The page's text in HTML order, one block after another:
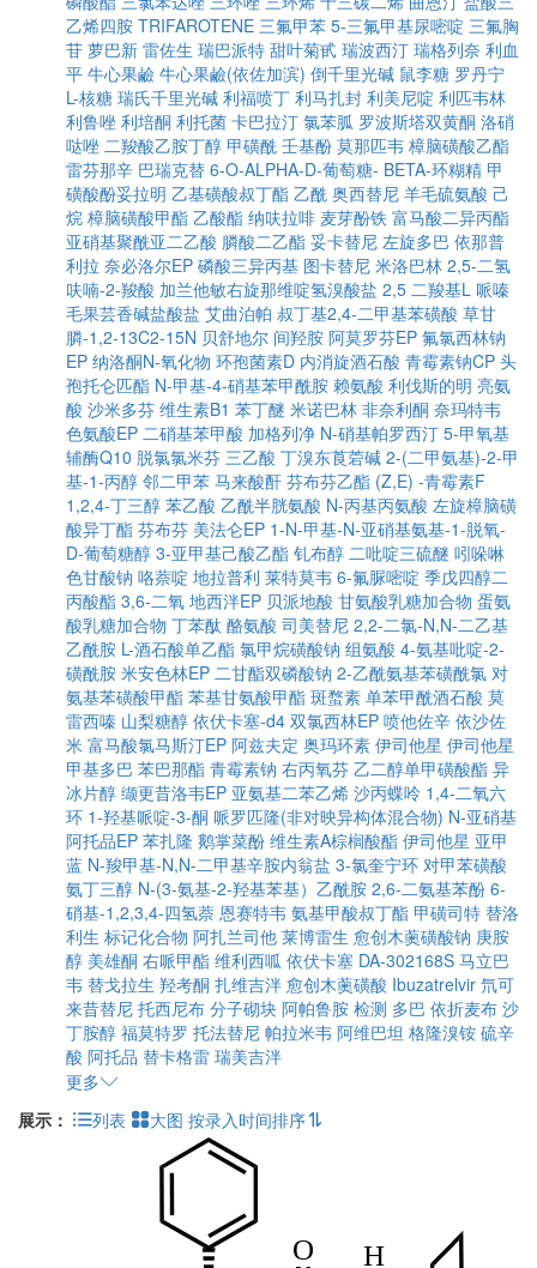
乙烯四胺 TRIFAROTENE 三氟甲苯 5-三氟甲基尿嘧啶 三氟胸
苷 萝巴新 雷佐生 瑞巴派特 甜叶菊甙 瑞波西汀 瑞格列奈 利血
平 牛心果鹼 牛心果鹼(依佐加滨) 倒千里光碱 鼠李糖 罗丹宁
L-核糖 瑞氏千里光碱 利福喷丁 利马扎封 利美尼啶 利匹韦林
利鲁唑 利培酮 利托菌 卡巴拉汀 氯苯胍 罗波斯塔双黄酮 洛硝
哒唑 二羧酸乙胺丁醇 甲磺酰 壬基酚 莫那匹韦 樟脑磺酸乙酯
雷芬那辛 巴瑞克替 6-O-ALPHA-D-葡萄糖- BETA-环糊精 甲
磺酸酚妥拉明 乙基磺酸叔丁酯 乙酰 奥西替尼 羊毛硫氨酸 己
烷 樟脑磺酸甲酯 乙酸酯 纳呋拉啡 麦芽酚铁 富马酸二异丙酯
亚硝基聚酰亚二乙酸 膦酸二乙酯 妥卡替尼 左旋多巴 依那普
利拉 奈必洛尔EP 磷酸三异丙基 图卡替尼 米洛巴林 2,5-二氢
呋喃-2-羧酸 加兰他敏右旋那维啶氢溴酸盐 2,5 二羧基L 哌嗪
毛果芸香碱盐酸盐 艾曲泊帕 叔丁基2,4-二甲基苯磺酸 草甘
膦-1,2-13C2-15N 贝舒地尔 间羟胺 阿莫罗芬EP 氟氯西林钠
EP 纳洛酮N-氧化物 环孢菌素D 内消旋酒石酸 青霉素钠CP 头
孢托仑匹酯 N-甲基-4-硝基苯甲酰胺 赖氨酸 利伐斯的明 亮氨
酸 沙米多芬 维生素B1 苯丁醚 米诺巴林 非奈利酮 奈玛特韦
色氨酸EP 二硝基苯甲酸 加格列净 N-硝基帕罗西汀 5-甲氧基
辅酶Q10 脱氯氯米芬 三乙酸 丁溴东莨菪碱 2-(二甲氨基)-2-甲
基-1-丙醇 邻二甲苯 马来酸酐 芬布芬乙酯 (Z,E) -青霉素F
1,2,4-丁三醇 苯乙酸 乙酰半胱氨酸 N-丙基丙氨酸 左旋樟脑磺
酸异丁酯 芬布芬 美法仑EP 1-N-甲基-N-亚硝基氨基-1-脱氧-
D-葡萄糖醇 3-亚甲基己酸乙酯 钆布醇 二吡啶三硫醚 吲哚啉
色甘酸钠 咯萘啶 地拉普利 莱特莫韦 6-氟脲嘧啶 季戊四醇二
丙酸酯 3,6-二氧 地西泮EP 贝派地酸 甘氨酸乳糖加合物 蛋氨
酸乳糖加合物 丁苯酞 酪氨酸 司美替尼 2,2-二氯-N,N-二乙基
乙酰胺 L-酒石酸单乙酯 氯甲烷磺酸钠 组氨酸 4-氨基吡啶-2-
磺酰胺 米安色林EP 二甘酯双磷酸钠 2-乙酰氨基苯磺酰氯 对
氨基苯磺酸甲酯 苯基甘氨酸甲酯 斑蝥素 单苯甲酰酒石酸 莫
雷西嗪 山梨糖醇 依伏卡塞-d4 双氯西林EP 喷他佐辛 依沙佐
米 富马酸氯马斯汀EP 阿兹夫定 奥玛环素 伊司他星 伊司他星
甲基多巴 苯巴那酯 青霉素钠 右丙氧芬 乙二醇单甲磺酸酯 异
冰片醇 缬更昔洛韦EP 亚氨基二苯乙烯 沙丙蝶呤 1,4-二氧六
环 1-羟基哌啶-3-酮 哌罗匹隆(非对映异构体混合物) N-亚硝基
阿托品EP 苯扎隆 鹅掌菜酚 维生素A棕榈酸酯 伊司他星 亚甲
蓝 N-羧甲基-N,N-二甲基辛胺内翁盐 3-氯奎宁环 对甲苯磺酸
氨丁三醇 N-(3-氨基-2-羟基苯基）乙酰胺 2,6-二氨基苯酚 6-
硝基-1,2,3,4-四氢萘 恩赛特韦 氨基甲酸叔丁酯 甲磺司特 替洛
利生 标记化合物 阿扎兰司他 莱博雷生 愈创木薁磺酸钠 庚胺
醇 美雄酮 右哌甲酯 维利西呱 依伏卡塞 DA-302168S 马立巴
韦 替戈拉生 羟考酮 扎维吉泮 愈创木薁磺酸 Ibuzatrelvir 氘可
来昔替尼 托西尼布 分子砌块 阿帕鲁胺 检测 多巴 依折麦布 沙
丁胺醇 福莫特罗 托法替尼 帕拉米韦 阿维巴坦 格隆溴铵 硫辛
酸 阿托品 替卡格雷 瑞美吉泮
更多
展示：
列表 大图 按录入时间排序